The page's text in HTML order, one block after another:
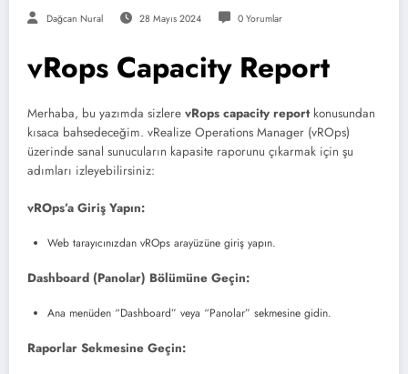
Dağcan Nural 28 Mayıs 2024 0 Yorumlar
vRops Capacity Report
Merhaba, bu yazımda sizlere vRops capacity reportkonusundan
kısaca bahsedeceğim. vRealize Operations Manager (vROps)
üzerinde sanal sunucuların kapasite raporunu çıkarmak için şu
adımları izleyebilirsiniz:
vROps’a Giriş Yapın:
Web tarayıcınızdan vROps arayüzüne giriş yapın.
Dashboard (Panolar) Bölümüne Geçin:
Ana menüden “Dashboard” veya “Panolar” sekmesine gidin.
Raporlar Sekmesine Geçin: